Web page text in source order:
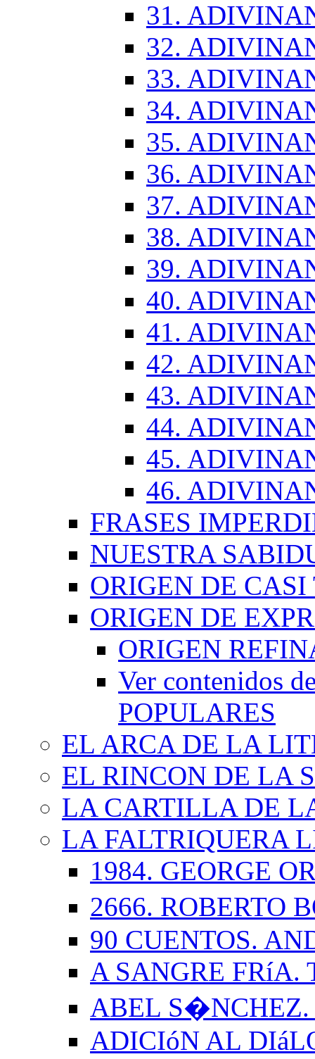
31.
32.
33.
34.
35.
36.
37.
38.
39.
40.
41.
42.
43.
44.
45.
46.
FRASES
NUESTRA
ORIGEN DE CASI
ORIGEN DE
ORIGEN
Ver contenidos
POPULARES
EL ARCA DE LA
EL RINCON DE LA
LA CARTILLA DE
LA FALTRIQUERA
1984. GEORGE
2666. ROBERTO
90 CUENTOS.
A SANGRE FRíA.
ABEL
ADICIóN AL